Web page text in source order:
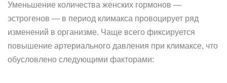
Уменьшение количества женских гормонов —
эстрогенов — в период климакса провоцирует ряд
изменений в организме. Чаще всего фиксируется
повышение артериального давления при климаксе, что
обусловлено следующими факторами: